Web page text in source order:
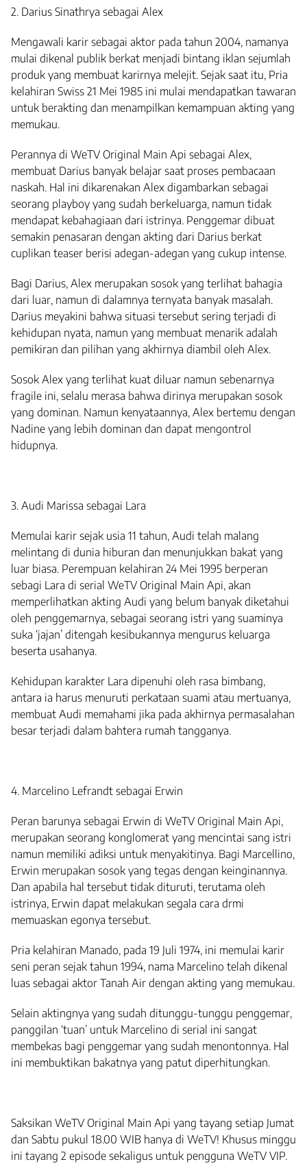
2. Darius Sinathrya sebagai Alex
Mengawali karir sebagai aktor pada tahun 2004, namanya
mulai dikenal publik berkat menjadi bintang iklan sejumlah
produk yang membuat karirnya melejit. Sejak saat itu, Pria
kelahiran Swiss 21 Mei 1985 ini mulai mendapatkan tawaran
untuk berakting dan menampilkan kemampuan akting yang
memukau.
Perannya di WeTV Original Main Api sebagai Alex,
membuat Darius banyak belajar saat proses pembacaan
naskah. Hal ini dikarenakan Alex digambarkan sebagai
seorang playboy yang sudah berkeluarga, namun tidak
mendapat kebahagiaan dari istrinya. Penggemar dibuat
semakin penasaran dengan akting dari Darius berkat
cuplikan teaser berisi adegan-adegan yang cukup intense.
Bagi Darius, Alex merupakan sosok yang terlihat bahagia
dari luar, namun di dalamnya ternyata banyak masalah.
Darius meyakini bahwa situasi tersebut sering terjadi di
kehidupan nyata, namun yang membuat menarik adalah
pemikiran dan pilihan yang akhirnya diambil oleh Alex.
Sosok Alex yang terlihat kuat diluar namun sebenarnya
fragile ini, selalu merasa bahwa dirinya merupakan sosok
yang dominan. Namun kenyataannya, Alex bertemu dengan
Nadine yang lebih dominan dan dapat mengontrol
hidupnya.
3. Audi Marissa sebagai Lara
Memulai karir sejak usia 11 tahun, Audi telah malang
melintang di dunia hiburan dan menunjukkan bakat yang
luar biasa. Perempuan kelahiran 24 Mei 1995 berperan
sebagi Lara di serial WeTV Original Main Api, akan
memperlihatkan akting Audi yang belum banyak diketahui
oleh penggemarnya, sebagai seorang istri yang suaminya
suka ‘jajan’ ditengah kesibukannya mengurus keluarga
beserta usahanya.
Kehidupan karakter Lara dipenuhi oleh rasa bimbang,
antara ia harus menuruti perkataan suami atau mertuanya,
membuat Audi memahami jika pada akhirnya permasalahan
besar terjadi dalam bahtera rumah tangganya.
4. Marcelino Lefrandt sebagai Erwin
Peran barunya sebagai Erwin di WeTV Original Main Api,
merupakan seorang konglomerat yang mencintai sang istri
namun memiliki adiksi untuk menyakitinya. Bagi Marcellino,
Erwin merupakan sosok yang tegas dengan keinginannya.
Dan apabila hal tersebut tidak dituruti, terutama oleh
istrinya, Erwin dapat melakukan segala cara drmi
memuaskan egonya tersebut.
Pria kelahiran Manado, pada 19 Juli 1974, ini memulai karir
seni peran sejak tahun 1994, nama Marcelino telah dikenal
luas sebagai aktor Tanah Air dengan akting yang memukau.
Selain aktingnya yang sudah ditunggu-tunggu penggemar,
panggilan ‘tuan’ untuk Marcelino di serial ini sangat
membekas bagi penggemar yang sudah menontonnya. Hal
ini membuktikan bakatnya yang patut diperhitungkan.
Saksikan WeTV Original Main Api yang tayang setiap Jumat
dan Sabtu pukul 18.00 WIB hanya di WeTV! Khusus minggu
ini tayang 2 episode sekaligus untuk pengguna WeTV VIP.